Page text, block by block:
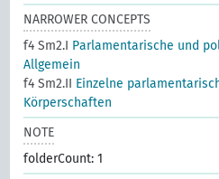
NARROWER CONCEPTS
f4 Sm2.I Parlamentarische und
Allgemein
f4 Sm2.II Einzelne
Körperschaften
NOTE
folderCount: 1